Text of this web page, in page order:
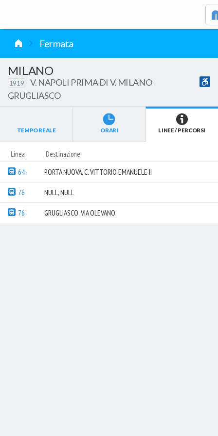
Fermata
MILANO
1919
V. NAPOLI PRIMA DI V. MILANO
GRUGLIASCO
TEMPO REALE ORARI LINEE / PERCORSI
Linea Destinazione
64 PORTA NUOVA, C. VITTORIO EMANUELE II
76 NULL, NULL
76 GRUGLIASCO, VIA OLEVANO